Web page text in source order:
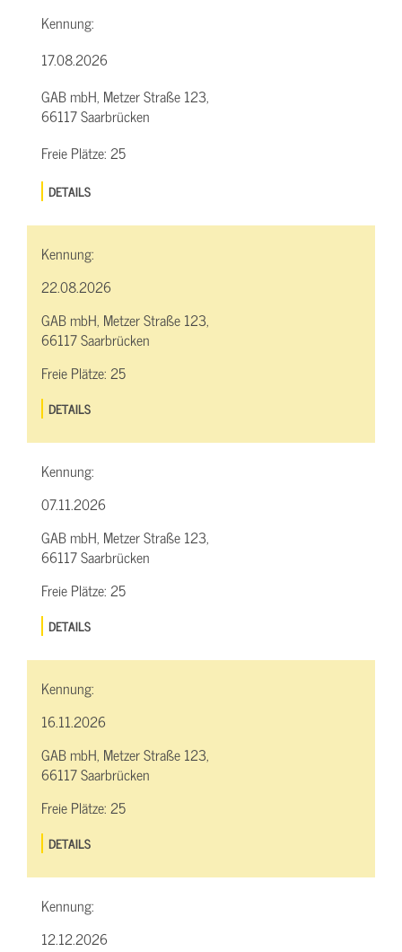
Kennung:
17.08.2026
GAB mbH, Metzer Straße 123,
66117 Saarbrücken
Freie Plätze:25
DETAILS
Kennung:
22.08.2026
GAB mbH, Metzer Straße 123,
66117 Saarbrücken
Freie Plätze:25
DETAILS
Kennung:
07.11.2026
GAB mbH, Metzer Straße 123,
66117 Saarbrücken
Freie Plätze:25
DETAILS
Kennung:
16.11.2026
GAB mbH, Metzer Straße 123,
66117 Saarbrücken
Freie Plätze:25
DETAILS
Kennung:
12.12.2026